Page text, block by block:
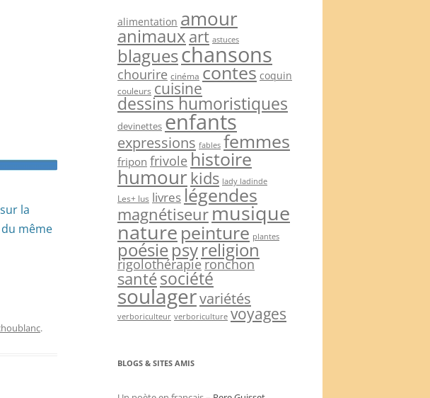
.
alimentation amour
animauxart astuces
blagueschansons
chourire cinéma contes coquin
couleurs cuisine
dessins humoristiques
devinettes enfants
expressions fables femmes
fripon frivole histoire
humour kids lady ladinde
Les+ lus livreslégendes
magnétiseurmusique
naturepeinture plantes
poésiepsyreligion
rigolothérapieronchon
santésociété
soulagervariétés
verboriculteur verboriculture voyages
BLOGS & SITES AMIS